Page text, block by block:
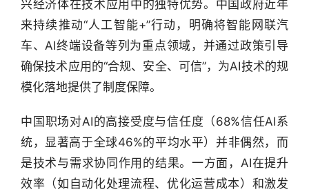
兴经济体在技术应用中的独特优势。中国政府近年
来持续推动“人工智能+”行动，明确将智能网联汽
车、AI终端设备等列为重点领域，并通过政策引导
确保技术应用的“合规、安全、可信”，为AI技术的规
模化落地提供了制度保障。
中国职场对AI的高接受度与信任度（68%信任AI系
统，显著高于全球46%的平均水平）并非偶然，而
是技术与需求协同作用的结果。一方面，AI在提升
效率（如自动化处理流程、优化运营成本）和激发